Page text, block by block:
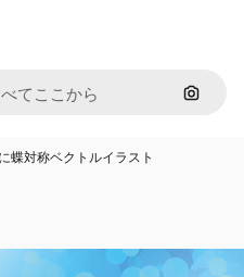
画像で
蝶対称ベクトルイラスト